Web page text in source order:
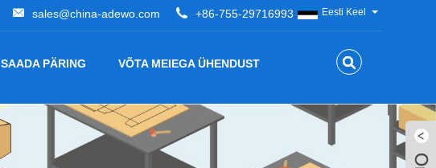
+86-755-29716993
sales@china-adewo.com Eesti Keel
SAADA PÄRING VÕTA MEIEGA ÜHENDUST